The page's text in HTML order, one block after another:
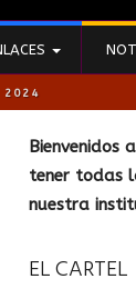
2024
Bienvenidos
tener todas
nuestra
EL CARTEL